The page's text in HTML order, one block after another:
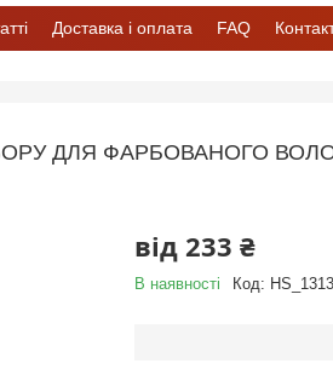
Доставка і оплата FAQ
ДЛЯ ФАРБОВАНОГО
від 233 ₴
В наявності Код: HS_1313